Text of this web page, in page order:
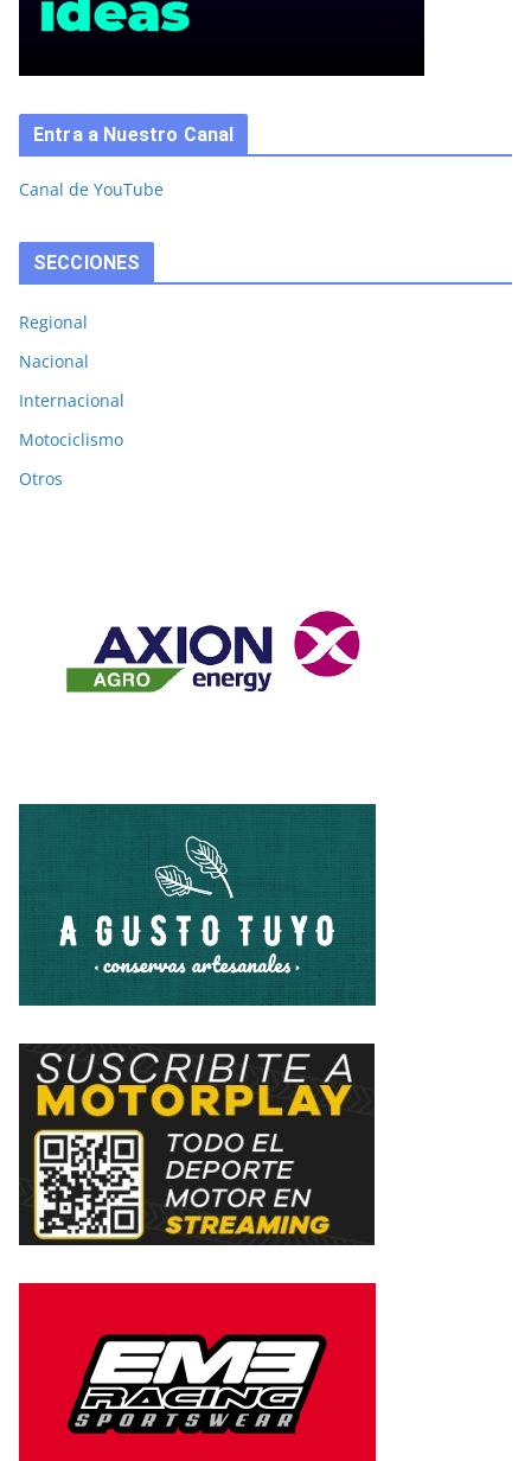
Entra a Nuestro Canal
Canal de YouTube
SECCIONES
Regional
Nacional
Internacional
Motociclismo
Otros